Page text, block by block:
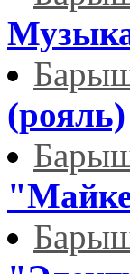
(рояль)